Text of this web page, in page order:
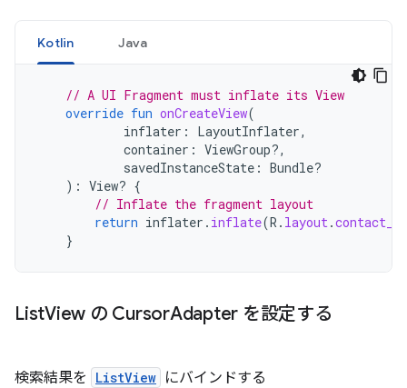
Kotlin Java
// A UI Fragment must inflate its View
override fun onCreateView(
inflater : LayoutInflater,
container : ViewGroup?,
savedInstanceState : Bundle?
): View? {
// Inflate the fragment layout
return inflater . inflate(R . layout.
}
ListView の CursorAdapter を設定する
検索結果を ListView にバインドする